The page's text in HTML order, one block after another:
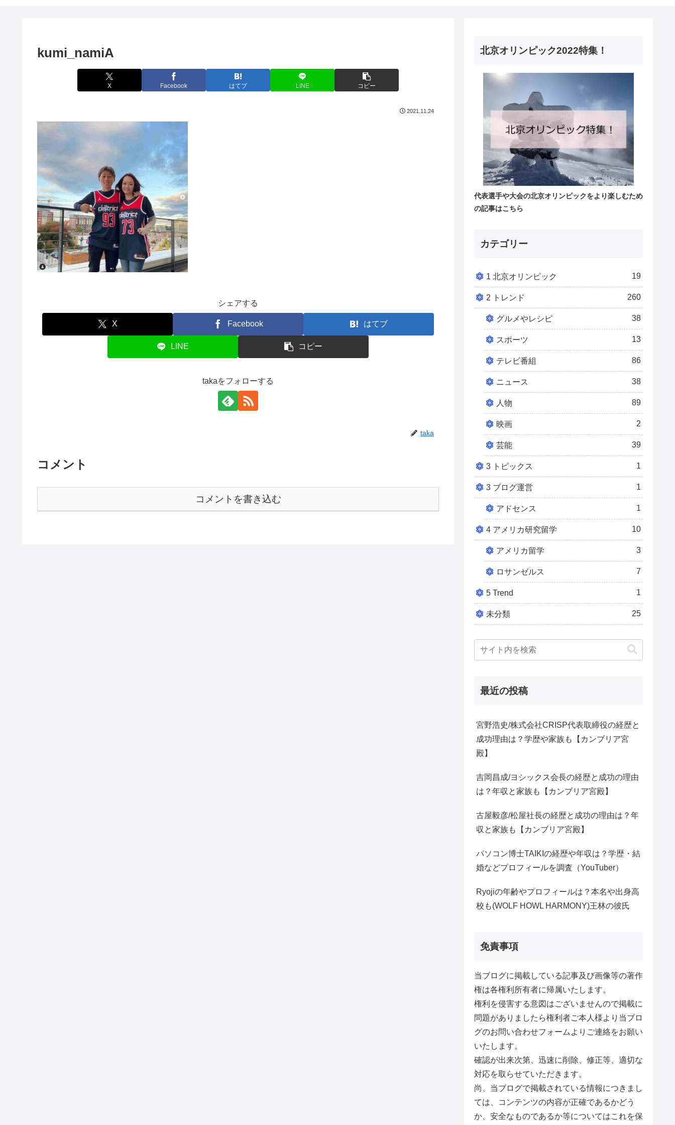
kumi_namiA
X Facebook はてブ LINE コピー
2021.11.24
シェアする
X Facebook はてブ
LINE コピー
takaをフォローする
taka
コメント
コメントを書き込む
北京オリンピック2022特集！
代表選手や大会の北京オリンピックをより楽しむため
の記事はこちら
カテゴリー
1 北京オリンピック 19
2 トレンド 260
グルメやレシピ 38
スポーツ 13
テレビ番組 86
ニュース 38
人物 89
映画 2
芸能 39
3 トピックス 1
3 ブログ運営 1
アドセンス 1
4 アメリカ研究留学 10
アメリカ留学 3
ロサンゼルス 7
5 Trend 1
未分類 25
最近の投稿
宮野浩史/株式会社CRISP代表取締役の経歴と
成功理由は？学歴や家族も【カンブリア宮
殿】
吉岡昌成/ヨシックス会長の経歴と成功の理由
は？年収と家族も【カンブリア宮殿】
古屋毅彦/松屋社長の経歴と成功の理由は？年
収と家族も【カンブリア宮殿】
パソコン博士TAIKIの経歴や年収は？学歴・結
婚などプロフィールを調査（YouTuber）
Ryojiの年齢やプロフィールは？本名や出身高
校も(WOLF HOWL HARMONY)王林の彼氏
免責事項
当ブログに掲載している記事及び画像等の著作
権は各権利所有者に帰属いたします。
権利を侵害する意図はございませんので掲載に
問題がありましたら権利者ご本人様より当ブロ
グのお問い合わせフォームよりご連絡をお願い
いたします。
確認が出来次第、迅速に削除、修正等、適切な
対応を取らせていただきます。
尚、当ブログで掲載されている情報につきまし
ては、コンテンツの内容が正確であるかどう
か、安全なものであるか等についてはこれを保